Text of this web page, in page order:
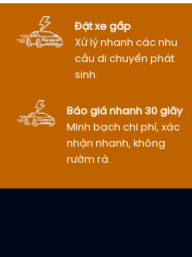
Đặt xe gấp
Xử lý nhanh các nhu
cầu di chuyển phát
sinh.
Báo giá nhanh 30 giây
Minh bạch chi phí, xác
nhận nhanh, không
rườm rà.